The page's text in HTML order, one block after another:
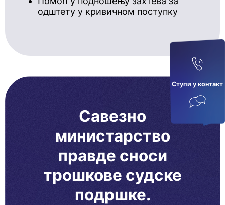
Ступи у кoнтaкт
одштету у кривичном поступку
Савезно
министарство
правде сноси
трошкове судске
подршке.